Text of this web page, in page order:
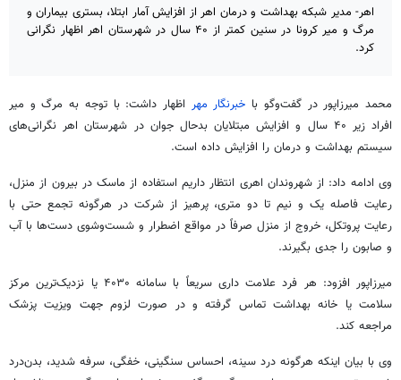
اهر- مدیر شبکه بهداشت و درمان اهر از افزایش آمار ابتلا، بستری بیماران و
مرگ و میر کرونا در سنین کمتر از ۴۰ سال در شهرستان اهر اظهار نگرانی
کرد.
محمد میرزاپور در گفت‌وگو با خبرنگار مهر اظهار داشت: با توجه به مرگ و میر
افراد زیر ۴۰ سال و افزایش مبتلایان بدحال جوان در شهرستان اهر نگرانی‌های
سیستم بهداشت و درمان را افزایش داده است.
وی ادامه داد: از شهروندان اهری انتظار داریم استفاده از ماسک در بیرون از منزل،
رعایت فاصله یک و نیم تا دو متری، پرهیز از شرکت در هرگونه تجمع حتی با
رعایت پروتکل، خروج از منزل صرفاً در مواقع اضطرار و شست‌وشوی دست‌ها با آب
و صابون را جدی بگیرند.
میرزاپور افزود: هر فرد علامت داری سریعاً با سامانه
یا نزدیک‌ترین مرکز
سلامت یا خانه بهداشت تماس گرفته و در صورت لزوم جهت ویزیت پزشک
مراجعه کند.
وی با بیان اینکه هرگونه درد سینه، احساس سنگینی، خفگی، سرفه شدید، بدن‌درد